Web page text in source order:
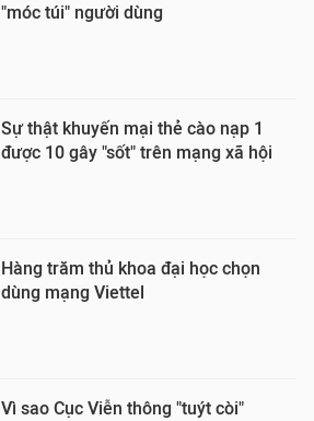
"móc túi" người dùng
Sự thật khuyến mại thẻ cào nạp 1
được 10 gây "sốt" trên mạng xã hội
Hàng trăm thủ khoa đại học chọn
dùng mạng Viettel
Vì sao Cục Viễn thông "tuýt còi"